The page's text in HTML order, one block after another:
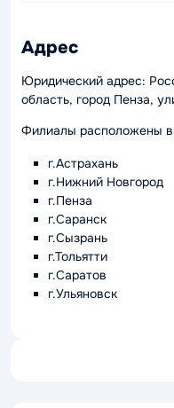
Адрес
Юридический адрес:
область, город Пенза,
Филиалы расположены
г.Астрахань
г.Нижний Новгород
г.Пенза
г.Саранск
г.Сызрань
г.Тольятти
г.Саратов
г.Ульяновск